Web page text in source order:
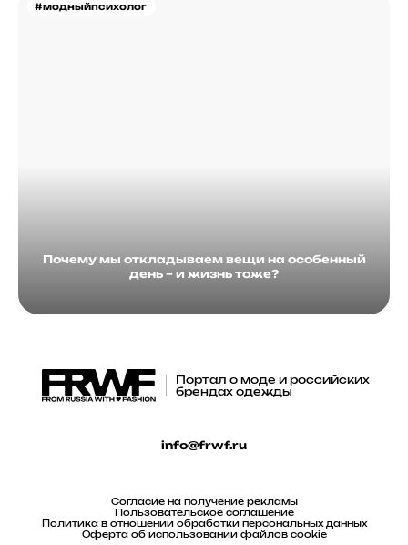
#модныйпсихолог
Почему мы откладываем вещи на особенный
день – и жизнь тоже?
Портал о моде и российских
брендах одежды
info@frwf.ru
Согласие на получение рекламы
Пользовательское соглашение
Политика в отношении обработки персональных данных
Оферта об использовании файлов cookie